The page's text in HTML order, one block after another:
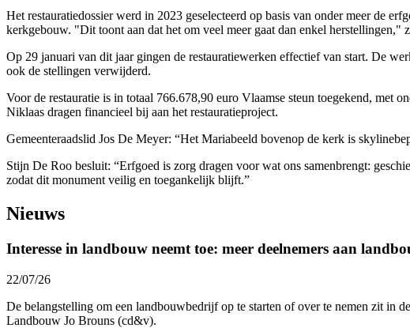
Het restauratiedossier werd in 2023 geselecteerd op basis van onder meer de
kerkgebouw. "Dit toont aan dat het om veel meer gaat dan enkel
Op 29 januari van dit jaar gingen de restauratiewerken effectief van start. De
ook de stellingen verwijderd.
Voor de restauratie is in totaal 766.678,90 euro Vlaamse steun toegekend, met
Niklaas dragen financieel bij aan het restauratieproject.
Gemeenteraadslid Jos De Meyer: “Het Mariabeeld bovenop de kerk is
Stijn De Roo besluit: “Erfgoed is zorg dragen voor wat ons samenbrengt:
zodat dit monument veilig en toegankelijk blijft.”
Nieuws
Interesse in landbouw neemt toe: meer deelnemers aan
22/07/26
De belangstelling om een landbouwbedrijf op te starten of over te nemen zit
Landbouw Jo Brouns (cd&v).